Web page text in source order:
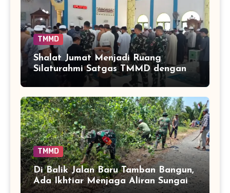
TMMD
Shalat Jumat Menjadi Ruang
Silaturahmi Satgas TMMD dengan
Warga Tamban Bangun
TMMD
Di Balik Jalan Baru Tamban Bangun,
Ada Ikhtiar Menjaga Aliran Sungai